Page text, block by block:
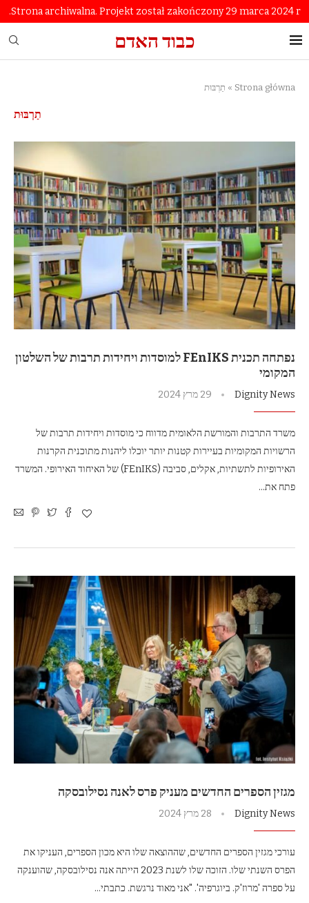
Strona archiwalna. Projekt został zakończony 29 marca 2024 r.
כבוד האדם
Strona główna
» תַרְבּוּת
תַרְבּוּת
נפתחה תכנית FEnIKS למוסדות ויחידות תרבות של השלטון
המקומי
Dignity News 29 מרץ 2024
משרד התרבות והמורשת הלאומית מדווח כי מוסדות ויחידות תרבות של
הרשויות המקומיות בעיירות קטנות יותר יוכלו ליהנות מתוכנית הקרנות
האירופיות לתשתיות, אקלים, סביבה (FEnIKS) של האיחוד האירופי. המשרד
פתח את…
מגזין הספרים החדשים מעניק פרס לאנה נסילובסקה
Dignity News 28 מרץ 2024
עורכי מגזין הספרים החדשים, שההוצאה שלו היא מכון הספרים, העניקו את
הפרס השנתי שלו. הזוכה שלו לשנת 2023 הייתה אנה נסילובסקה, שהוענקה
על ספרה 'מרוז'ק. ביוגרפיה'. "אני מאוד נרגשת. כתבתי…